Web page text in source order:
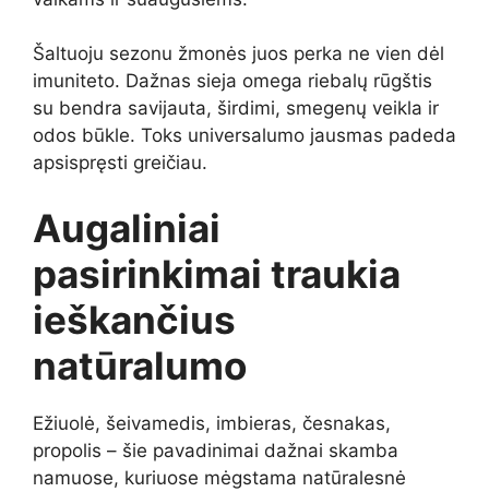
Šaltuoju sezonu žmonės juos perka ne vien dėl
imuniteto. Dažnas sieja omega riebalų rūgštis
su bendra savijauta, širdimi, smegenų veikla ir
odos būkle. Toks universalumo jausmas padeda
apsispręsti greičiau.
Augaliniai
pasirinkimai traukia
ieškančius
natūralumo
Ežiuolė, šeivamedis, imbieras, česnakas,
propolis – šie pavadinimai dažnai skamba
namuose, kuriuose mėgstama natūralesnė